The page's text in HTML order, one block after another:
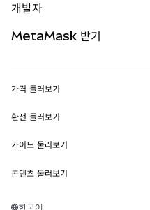
무기한 선물
실물자산
개발자
MetaMask Connect
Snaps
웹3 서비스
MetaMask 받기
보안
고객 지원
채용
가격 둘러보기
이더리움 가격
솔라나 가격
테더 가격
환전 둘러보기
ETH를 USD로 환전
USDT를 INR로 환전
가이드 둘러보기
ETH 매수
콘텐츠 둘러보기
솔라나 지갑
한국어